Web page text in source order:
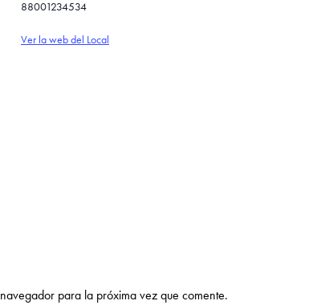
88001234534
Ver la web del Local
para la próxima vez que comente.